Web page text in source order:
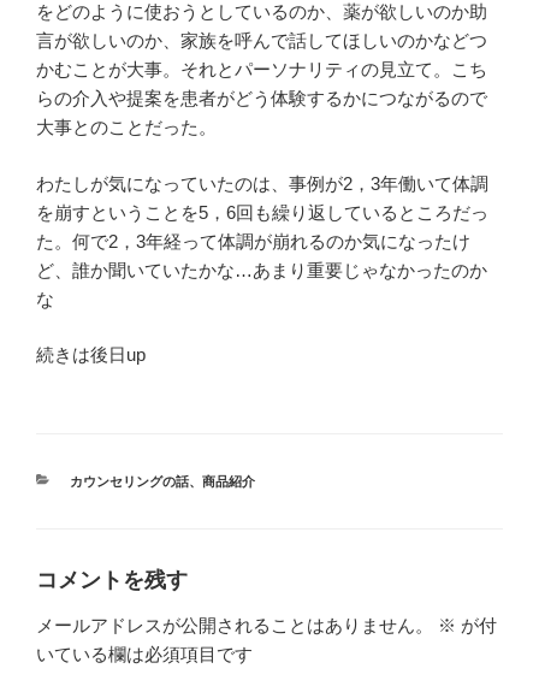
をどのように使おうとしているのか、薬が欲しいのか助
言が欲しいのか、家族を呼んで話してほしいのかなどつ
かむことが大事。それとパーソナリティの見立て。こち
らの介入や提案を患者がどう体験するかにつながるので
大事とのことだった。
わたしが気になっていたのは、事例が2，3年働いて体調
を崩すということを5，6回も繰り返しているところだっ
た。何で2，3年経って体調が崩れるのか気になったけ
ど、誰か聞いていたかな…あまり重要じゃなかったのか
な
続きは後日up
カ
カウンセリングの話、 商品紹介
コメントを残す
メールアドレスが公開されることはありません。 ※ が付
いている欄は必須項目です